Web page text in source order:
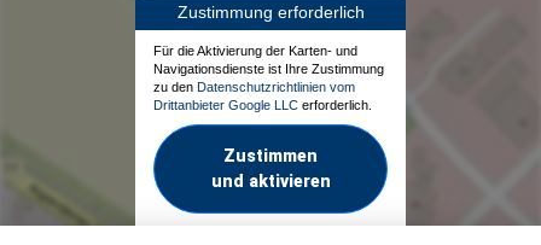
Zustimmung erforderlich
Für die Aktivierung der Karten- und
Navigationsdienste ist Ihre Zustimmung
zu den Datenschutzrichtlinien vom
Drittanbieter Google LLC erforderlich.
Zustimmen
und aktivieren